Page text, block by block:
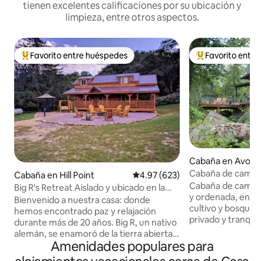
tienen excelentes calificaciones por su ubicación y
limpieza, entre otros aspectos.
De los mejores en Favorito entre huéspedes
Favorito entre huéspedes
Cabaña en Hill Point Calificación promedio: 4.97 de
4.97 (623)
Big R's Retreat Aislado y ubicado en la
naturaleza
Bienvenido a nuestra casa: donde
hemos encontrado paz y relajación
durante más de 20 años. Big R, un nativo
alemán, se enamoró de la tierra abierta y
las colinas de Wisconsin, y se convirtió en
ciudadano estadounidense en los años
De los mejores
Favorito entre
Cabaña en Avoca
Cabaña de
sobre rocas y 120
Cabaña de
y ordenada, en
cultivo y bosques
privado y
piedra y madera.
chimenea de dos
Amenidades populares para